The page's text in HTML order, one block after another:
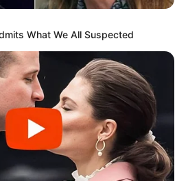
What We All Suspected